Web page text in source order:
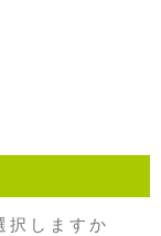
択しますか